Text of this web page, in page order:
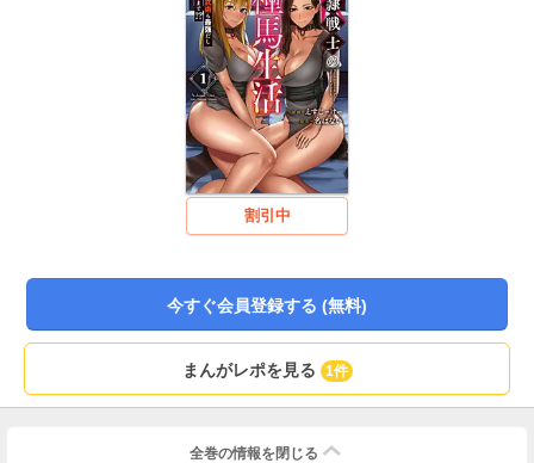
未来は無限大な異世界ファンタジー、堂々開幕！
割引中
今すぐ会員登録する (無料)
まんがレポを見る 1件
全巻の情報を 閉じる